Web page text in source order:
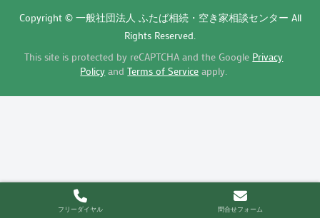
Copyright © 一般社団法人 ふたば相続・空き家相談センター All
Rights Reserved.
This site is protected by reCAPTCHA and the Google Privacy
Policy andTerms of Service apply.
フリーダイヤル 問合せフォーム